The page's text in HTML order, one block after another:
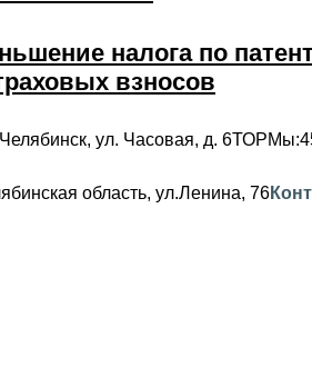
налога по
взносов
ул. Часовая, д. 6ТОРМы:
область, ул.Ленина, 76